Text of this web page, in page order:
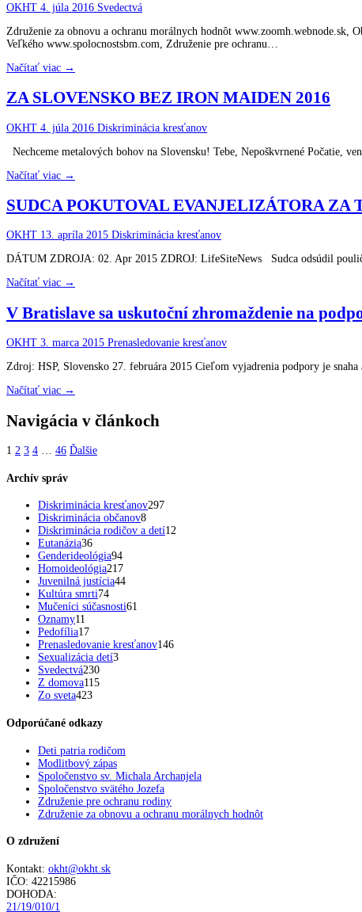
OKHT 4. júla 2016 Svedectvá
Združenie za obnovu a ochranu morálnych hodnôt www.zoomh.webnode.sk,
Veľkého www.spolocnostsbm.com, Združenie pre ochranu…
Načítať viac →
ZA SLOVENSKO BEZ IRON MAIDEN 2016
OKHT 4. júla 2016 Diskriminácia kresťanov
Nechceme metalových bohov na Slovensku! Tebe, Nepoškvrnené Počatie,
Načítať viac →
SUDCA POKUTOVAL EVANJELIZÁTORA
OKHT 13. apríla 2015 Diskriminácia kresťanov
DÁTUM ZDROJA: 02. Apr 2015 ZDROJ: LifeSiteNews Sudca odsúdil
Načítať viac →
V Bratislave sa uskutoční zhromaždenie na
OKHT 3. marca 2015 Prenasledovanie kresťanov
Zdroj: HSP, Slovensko 27. februára 2015 Cieľom vyjadrenia podpory je
Načítať viac →
Navigácia v článkoch
1 2 3 4 … 46 Ďalšie
Archív správ
Diskriminácia kresťanov297
Diskriminácia občanov8
Diskriminácia rodičov a detí12
Eutanázia36
Genderideológia94
Homoideológia217
Juvenilná justícia44
Kultúra smrti74
Mučeníci súčasnosti61
Oznamy11
Pedofília17
Prenasledovanie kresťanov146
Sexualizácia detí3
Svedectvá230
Z domova115
Zo sveta423
Odporúčané odkazy
Deti patria rodičom
Modlitbový zápas
Spoločenstvo sv. Michala Archanjela
Spoločenstvo svätého Jozefa
Združenie pre ochranu rodiny
Združenie za obnovu a ochranu morálnych hodnôt
O združení
Kontakt: okht@okht.sk
IČO: 42215986
DOHODA:
21/19/010/1